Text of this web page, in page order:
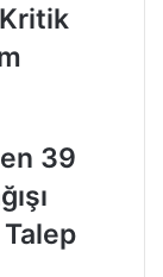
Kritik
39
Talep